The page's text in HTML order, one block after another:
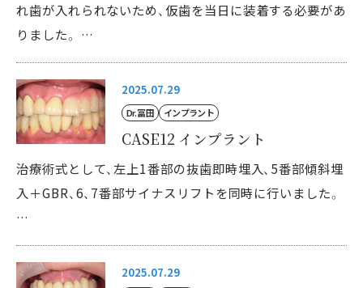
れ歯が入れられないため、仮歯を当日に装着する必要があ
りました。 …
2025.07.29
Dr. 冨田 インプラント
CASE12 インプラント
治療術式として、左上1番部の抜歯即時埋入、5番部傾斜埋
入＋GBR、6、7番部サイナスリフトを同時に行いました。
…
2025.07.29